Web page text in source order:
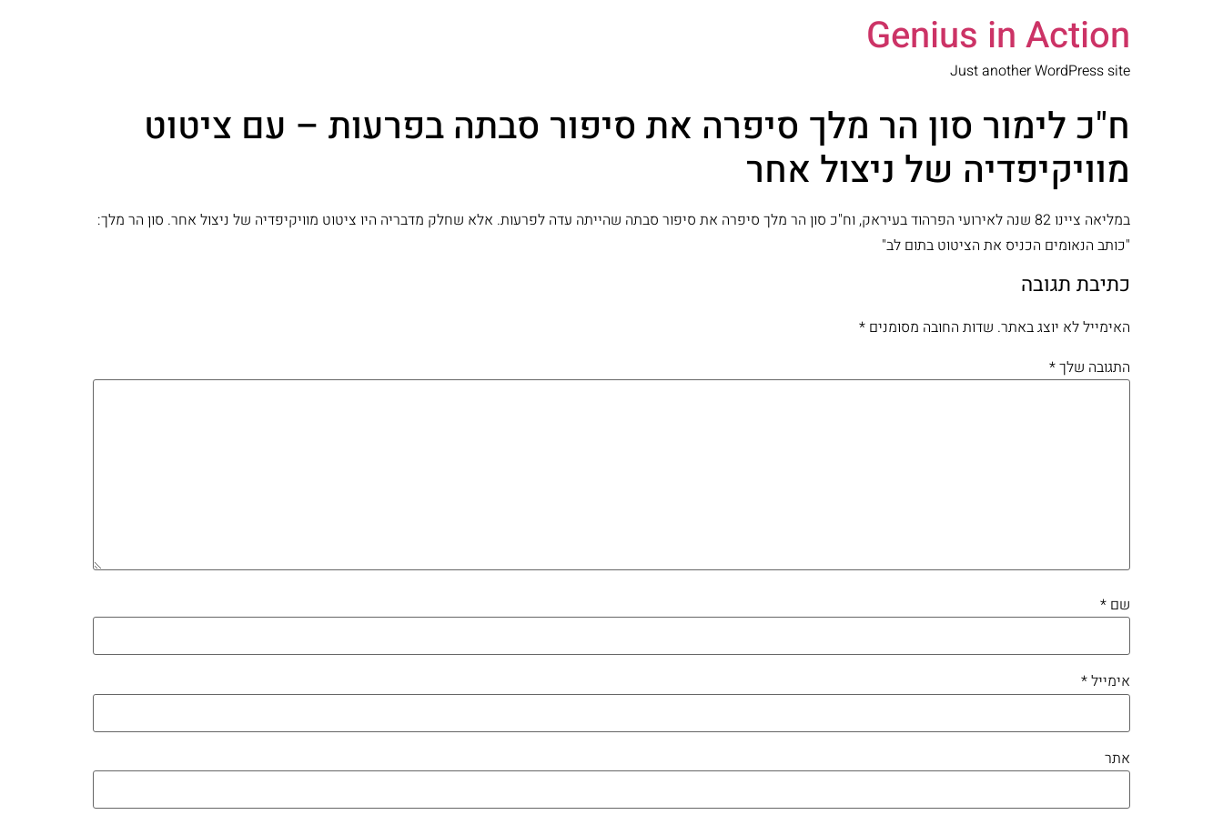
Genius in Action
Just another WordPress site
ח"כ לימור סון הר מלך סיפרה את סיפור סבתה בפרעות – עם ציטוט
מוויקיפדיה של ניצול אחר
במליאה ציינו 82 שנה לאירועי הפרהוד בעיראק, וח"כ סון הר מלך סיפרה את סיפור סבתה שהייתה עדה לפרעות. אלא שחלק מדבריה היו ציטוט מוויקיפדיה של ניצול אחר. סון הר מלך:
"כותב הנאומים הכניס את הציטוט בתום לב"
כתיבת תגובה
האימייל לא יוצג באתר. שדות החובה מסומנים *
התגובה שלך*
שם *
אימייל*
אתר